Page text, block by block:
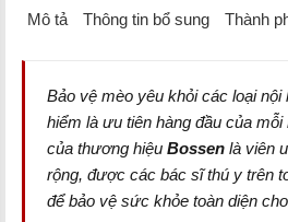
Mô tả Thông tin bổ sung Thành
Bảo vệ mèo yêu khỏi các loại nội
hiểm là ưu tiên hàng đầu của
của thương hiệu Bossen là viên
rộng, được các bác sĩ thú y trên
để bảo vệ sức khỏe toàn diện